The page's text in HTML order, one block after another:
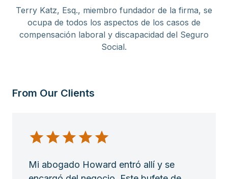
Terry Katz, Esq., miembro fundador de la firma, se
ocupa de todos los aspectos de los casos de
compensación laboral y discapacidad del Seguro
Social.
From Our Clients
Mi abogado Howard entró allí y se